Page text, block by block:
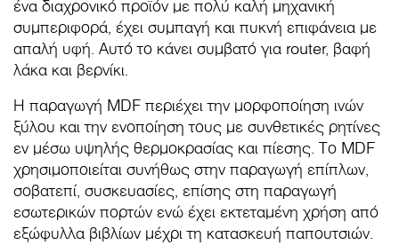
ένα διαχρονικό προϊόν με πολύ καλή μηχανική
συμπεριφορά, έχει συμπαγή και πυκνή επιφάνεια με
απαλή υφή. Αυτό το κάνει συμβατό για router, βαφή
λάκα και βερνίκι.
Η παραγωγή MDF περιέχει την μορφοποίηση ινών
ξύλου και την ενοποίηση τους με συνθετικές ρητίνες
εν μέσω υψηλής θερμοκρασίας και πίεσης. Το MDF
χρησιμοποιείται συνήθως στην παραγωγή επίπλων,
σοβατεπί, συσκευασίες, επίσης στη παραγωγή
εσωτερικών πορτών ενώ έχει εκτεταμένη χρήση από
εξώφυλλα βιβλίων μέχρι τη κατασκευή παπουτσιών.